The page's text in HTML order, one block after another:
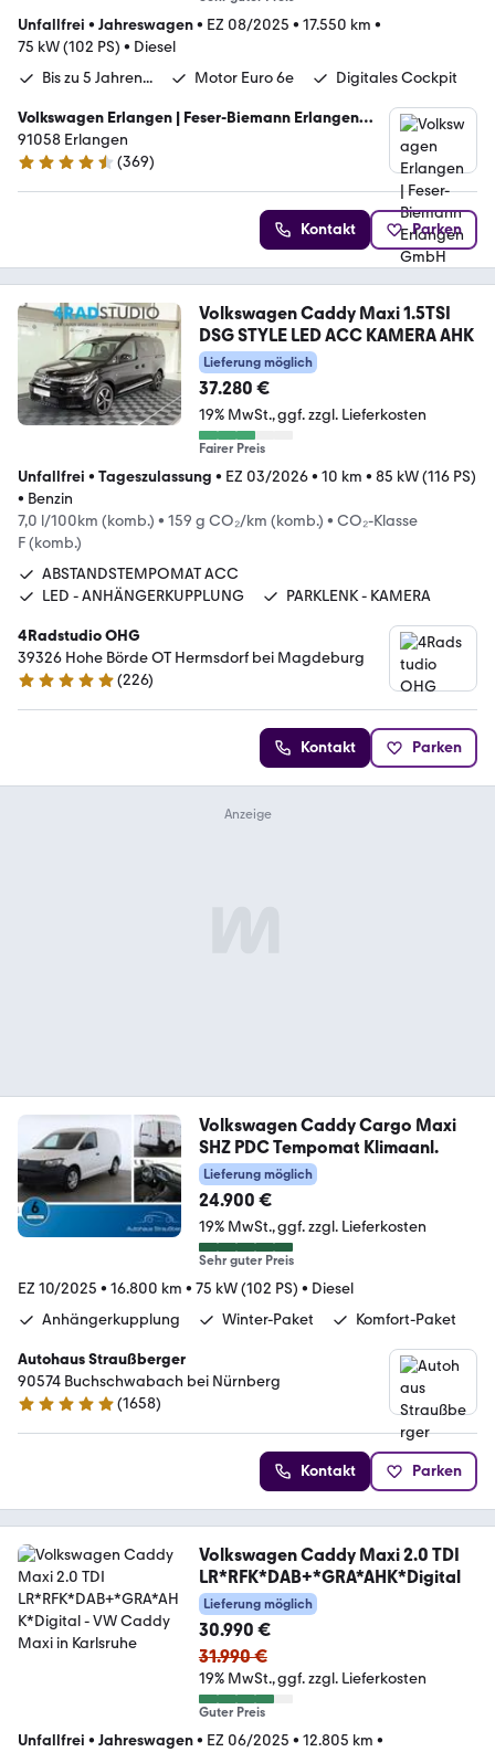
Unfallfrei • Jahreswagen• EZ 08/2025 • 17.550 km •
75 kW (102 PS) • Diesel
Bis zu 5 Jahren...
Motor Euro 6e Digitales Cockpit
Volkswagen Erlangen | Feser-Biemann Erlangen
GmbH
91058 Erlangen
4.3 Sterne
(369)
Kontakt Parken
Volkswagen Caddy Maxi 1.5TSI
DSG STYLE LED ACC KAMERA AHK
Lieferung möglich
37.280 €
19% MwSt. ggf. zzgl. Lieferkosten
Fairer Preis
Unfallfrei • Tageszulassung • EZ 03/2026• 10 km • 85 kW (116 PS)
• Benzin
7,0 l/100km (komb.) • 159 g CO₂/km (komb.) • CO₂-Klasse
F (komb.)
ABSTANDSTEMPOMAT ACC
LED - ANHÄNGERKUPPLUNG
PARKLENK - KAMERA
4Radstudio OHG
39326 Hohe Börde OT Hermsdorf bei Magdeburg
4.9 Sterne
(226)
Kontakt Parken
Volkswagen Caddy Cargo Maxi
SHZ PDC Tempomat Klimaanl.
Lieferung möglich
24.900 €
19% MwSt. ggf. zzgl. Lieferkosten
Sehr guter Preis
EZ 10/2025 • 16.800 km • 75 kW (102 PS) • Diesel
Anhängerkupplung
Winter-Paket Komfort-Paket
Autohaus Straußberger
90574 Buchschwabach bei Nürnberg
4.9 Sterne
(1658)
Kontakt Parken
Volkswagen Caddy Maxi 2.0 TDI
LR*RFK*DAB+*GRA*AHK*Digital
Lieferung möglich
30.990 €
31.990 €
19% MwSt. ggf. zzgl. Lieferkosten
Guter Preis
Unfallfrei • Jahreswagen• EZ 06/2025 • 12.805 km •